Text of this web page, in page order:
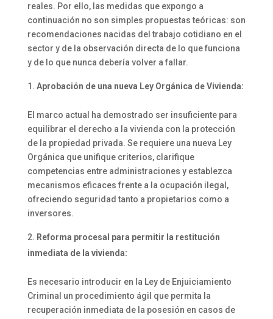
reales. Por ello, las medidas que expongo a
continuación no son simples propuestas teóricas: son
recomendaciones nacidas del trabajo cotidiano en el
sector y de la observación directa de lo que funciona
y de lo que nunca debería volver a fallar.
Aprobación de una nueva Ley Orgánica de Vivienda:
El marco actual ha demostrado ser insuficiente para
equilibrar el derecho a la vivienda con la protección
de la propiedad privada. Se requiere una nueva Ley
Orgánica que unifique criterios, clarifique
competencias entre administraciones y establezca
mecanismos eficaces frente a la ocupación ilegal,
ofreciendo seguridad tanto a propietarios como a
inversores.
Reforma procesal para permitir la restitución
inmediata de la vivienda:
Es necesario introducir en la Ley de Enjuiciamiento
Criminal un procedimiento ágil que permita la
recuperación inmediata de la posesión en casos de